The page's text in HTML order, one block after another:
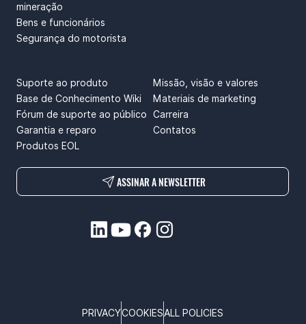
mineração
Bens e funcionários
Segurança do motorista
Missão, visão e valores
Materiais de marketing
Carreira
Contatos
Suporte ao produto
Base de Conhecimento Wiki
Fórum de suporte ao público
Garantia e reparo
Produtos EOL
ASSINAR A NEWSLETTER
PRIVACYCOOKIESALL POLICIES